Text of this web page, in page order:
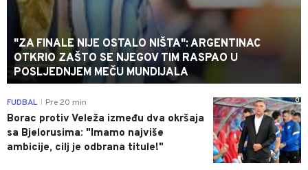
"ZA FINALE NIJE OSTALO NIŠTA": ARGENTINAC
OTKRIO ZAŠTO SE NJEGOV TIM RASPAO U
POSLJEDNJEM MEČU MUNDIJALA
0
FUDBAL Pre 20 min
Borac protiv Veleža između dva okršaja
sa Bjelorusima: "Imamo najviše
ambicije, cilj je odbrana titule!"